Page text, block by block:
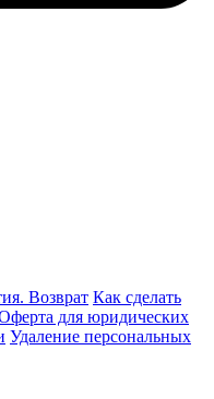
Возврат Как сделать
для юридических
Удаление персональных